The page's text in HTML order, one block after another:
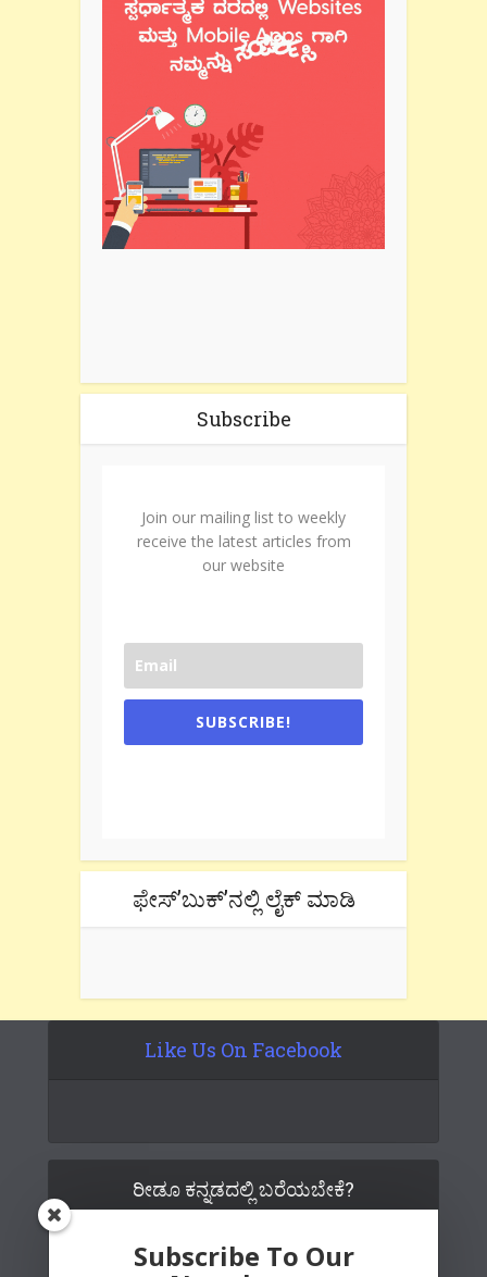
Subscribe
Join our mailing list to weekly
receive the latest articles from
our website
SUBSCRIBE!
ಫೇಸ್’ಬುಕ್’ನಲ್ಲಿ ಲೈಕ್ ಮಾಡಿ
Like Us On Facebook
ರೀಡೂ ಕನ್ನಡದಲ್ಲಿ ಬರೆಯಬೇಕೆ?
Subscribe To Our